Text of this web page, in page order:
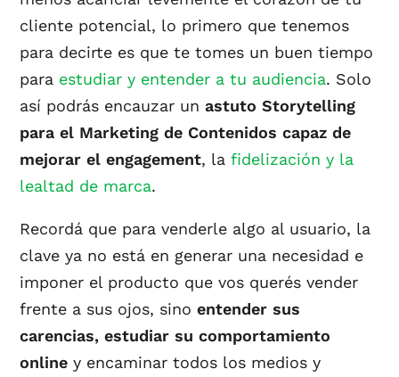
cliente potencial, lo primero que tenemos
para decirte es que te tomes un buen tiempo
para estudiar y entender a tu audiencia. Solo
así podrás encauzar unastuto Storytelling
para el Marketing de Contenidos capaz de
mejorar el engagement, lafidelización y la
lealtad de marca.
Recordá que para venderle algo al usuario, la
clave ya no está en generar una necesidad e
imponer el producto que vos querés vender
frente a sus ojos, sinoentender sus
carencias, estudiar su comportamiento
online y encaminar todos los medios y